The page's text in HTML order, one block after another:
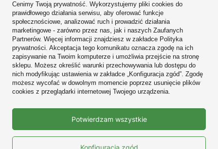
Konto
Regulaminy
Zobacz również
W sklepie prezentujemy ceny brutto (z VAT).
Cenimy Twoją prywatność. Wykorzystujemy pliki cookies do
prawidłowego działania serwisu, aby oferować funkcje
społecznościowe, analizować ruch i prowadzić działania
marketingowe - zarówno przez nas, jak i naszych Zaufanych
Partnerów. Więcej informacji znajdziesz w zakładce Polityka
prywatności. Akceptacja tego komunikatu oznacza zgodę na ich
zapisywanie na Twoim komputerze i umożliwia przejście na stronę
sklepu. Możesz określić warunki przechowywania lub dostępu do
nich modyfikując ustawienia w zakładce „Konfiguracja zgód”. Zgodę
możesz wycofać w dowolnym momencie poprzez usunięcie plików
cookies z przeglądarki internetowej Twojego urządzenia.
Konfiguracja zgód
Potwierdzam wszystkie